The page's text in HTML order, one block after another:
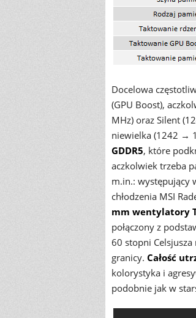
Docelowa
(GPU Boost),
MHz) oraz Silent
niewielka (1242 →
GDDR5, które
aczkolwiek trzeba
m.in.: występujący
chłodzenia MSI
mm wentylatory
połączony z
60 stopni
granicy. Całość
kolorystyka i
podobnie jak w